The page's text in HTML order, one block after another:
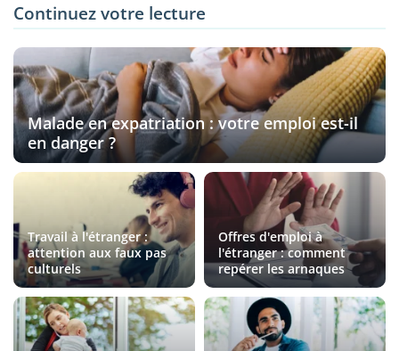
Continuez votre lecture
Malade en expatriation : votre emploi est-il
en danger ?
Travail à l'étranger :
attention aux faux pas
culturels
Offres d'emploi à
l'étranger : comment
repérer les arnaques